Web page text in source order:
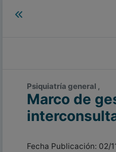
Psiquiatría general ,
Marco de
Fecha Publicación: 02/